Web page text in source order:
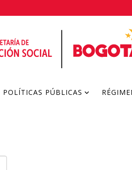
POLÍTICAS PÚBLICAS